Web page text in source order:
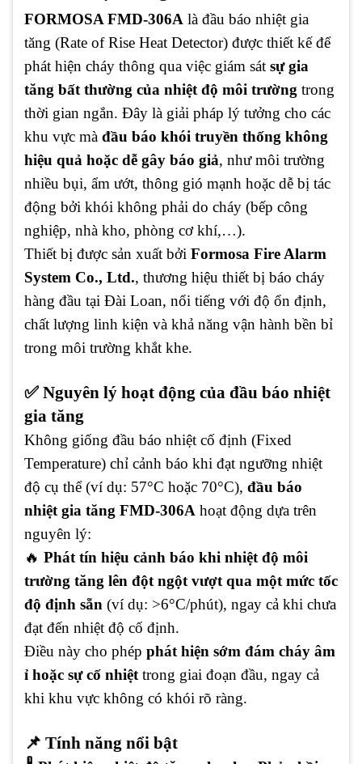
FORMOSA FMD-306A là đầu báo nhiệt gia
tăng (Rate of Rise Heat Detector) được thiết kế để
phát hiện cháy thông qua việc giám sát sự gia
tăng bất thường của nhiệt độ môi trường trong
thời gian ngắn. Đây là giải pháp lý tưởng cho các
khu vực mà đầu báo khói truyền thống không
hiệu quả hoặc dễ gây báo giả, như môi trường
nhiều bụi, ẩm ướt, thông gió mạnh hoặc dễ bị tác
động bởi khói không phải do cháy (bếp công
nghiệp, nhà kho, phòng cơ khí,…).
Thiết bị được sản xuất bởi Formosa Fire Alarm
System Co., Ltd., thương hiệu thiết bị báo cháy
hàng đầu tại Đài Loan, nổi tiếng với độ ổn định,
chất lượng linh kiện và khả năng vận hành bền bỉ
trong môi trường khắt khe.
✅ Nguyên lý hoạt động của đầu báo nhiệt
gia tăng
Không giống đầu báo nhiệt cố định (Fixed
Temperature) chỉ cảnh báo khi đạt ngưỡng nhiệt
độ cụ thể (ví dụ: 57°C hoặc 70°C), đầu báo
nhiệt gia tăng FMD-306A hoạt động dựa trên
nguyên lý:
🔥 Phát tín hiệu cảnh báo khi nhiệt độ môi
trường tăng lên đột ngột vượt qua một mức tốc
độ định sẵn (ví dụ: >6°C/phút), ngay cả khi chưa
đạt đến nhiệt độ cố định.
Điều này cho phép phát hiện sớm đám cháy âm
ỉ hoặc sự cố nhiệt trong giai đoạn đầu, ngay cả
khi khu vực không có khói rõ ràng.
📌 Tính năng nổi bật